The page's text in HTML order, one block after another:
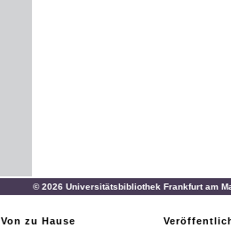
© 2026 Universitätsbibliothek Frankfurt am
Von zu Hause